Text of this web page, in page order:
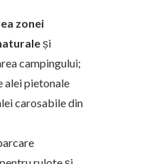
zonei
și
campingului;
alei pietonale
carosabile din